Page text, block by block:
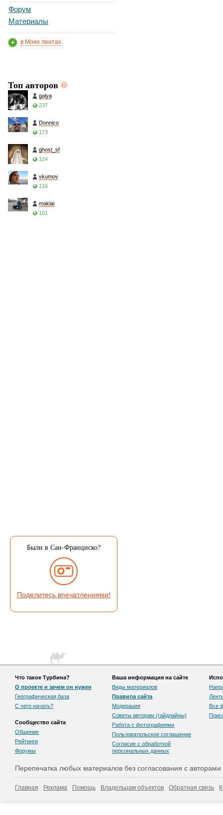
Форум
Материалы
в Моих лентах
Топ авторов
galya
237
Donnico
173
ghost_sf
124
vkumov
116
maklai
101
Были в Сан-Франциско?
Поделитесь впечатлениями!
Что такое Турбина?
О проекте и зачем он нужен
Географическая база
С чего начать?
Сообщество сайта
Общение
Рейтинги
Форумы
Ваша информация на сайте
Виды материалов
Правила сайта
Модерация
Советы авторам (гайдлайны)
Работа с фотографиями
Пользовательскоe соглашение
Согласие с обработкой
персональных данных
Все
Перепечатка любых материалов без согласования с
Главная Реклама Помощь Владельцам объектов Обратная связь